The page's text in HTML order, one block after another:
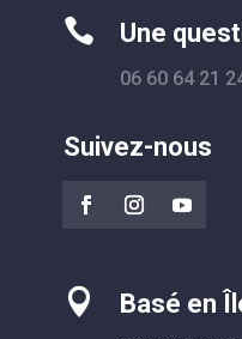
 Une
06 60 64 21
Suivez-nous
 Basé en